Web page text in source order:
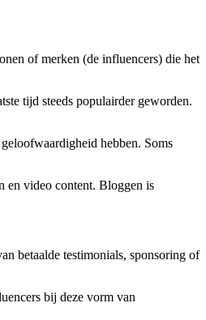
of merken (de influencers) die het
tijd steeds populairder geworden.
hebben. Soms
en video content. Bloggen is
betaalde testimonials, sponsoring of
bij deze vorm van